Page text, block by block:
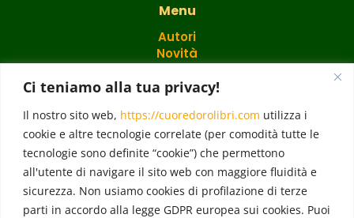
Ci teniamo alla tua privacy!
Il nostro sito web, https://cuoredorolibri.com utilizza i
cookie e altre tecnologie correlate (per comodità tutte le
tecnologie sono definite “cookie”) che permettono
all'utente di navigare il sito web con maggiore fluidità e
sicurezza. Non usiamo cookies di profilazione di terze
parti in accordo alla legge GDPR europea sui cookies. Puoi
Menu
Autori
Novità
Regali
Blog
Cuore d'Oro Point
Academy
Eventi
Contatti